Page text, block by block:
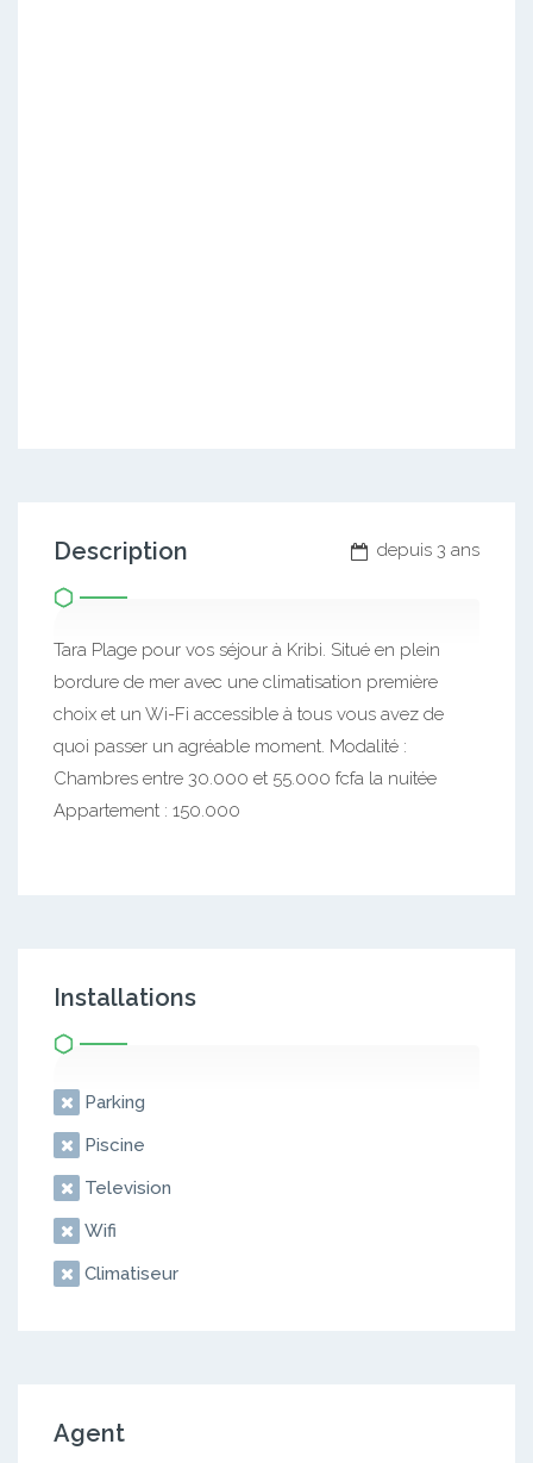
depuis 3 ans
Description
Tara Plage pour vos séjour à Kribi. Situé en plein
bordure de mer avec une climatisation première
choix et un Wi-Fi accessible à tous vous avez de
quoi passer un agréable moment. Modalité :
Chambres entre 30.000 et 55.000 fcfa la nuitée
Appartement : 150.000
Installations
Parking
Piscine
Television
Wifi
Climatiseur
Agent